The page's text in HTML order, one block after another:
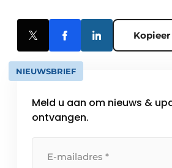
Kopieer
NIEUWSBRIEF
Meld u aan om nieuws &
ontvangen.